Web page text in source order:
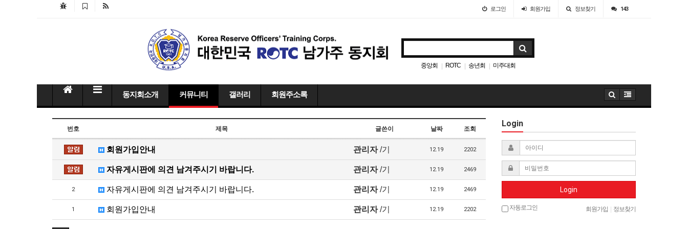
로그인 회원가입 정보찾기 143
중앙회 | ROTC | 송년회 | 미주대회
동지회소개 커뮤니티 갤러리 회원주소록
번호 제목 글쓴이 날짜 조회
회원가입안내 관리자/기 12.19 2202
자유게시판에 의견 남겨주시기 바랍니다. 관리자/기 12.19 2469
2 자유게시판에 의견 남겨주시기 바랍니다. 관리자/기 12.19 2469
1 회원가입안내 관리자/기 12.19 2202
Login
Login
자동로그인 회원가입 정보찾기